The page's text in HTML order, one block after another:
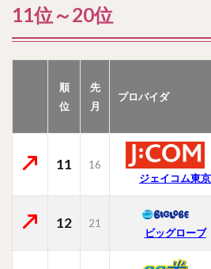
11位～20位
順
位
先
月
プロバイダ
11
16
ジェイコム東京
12 21
ビッグローブ